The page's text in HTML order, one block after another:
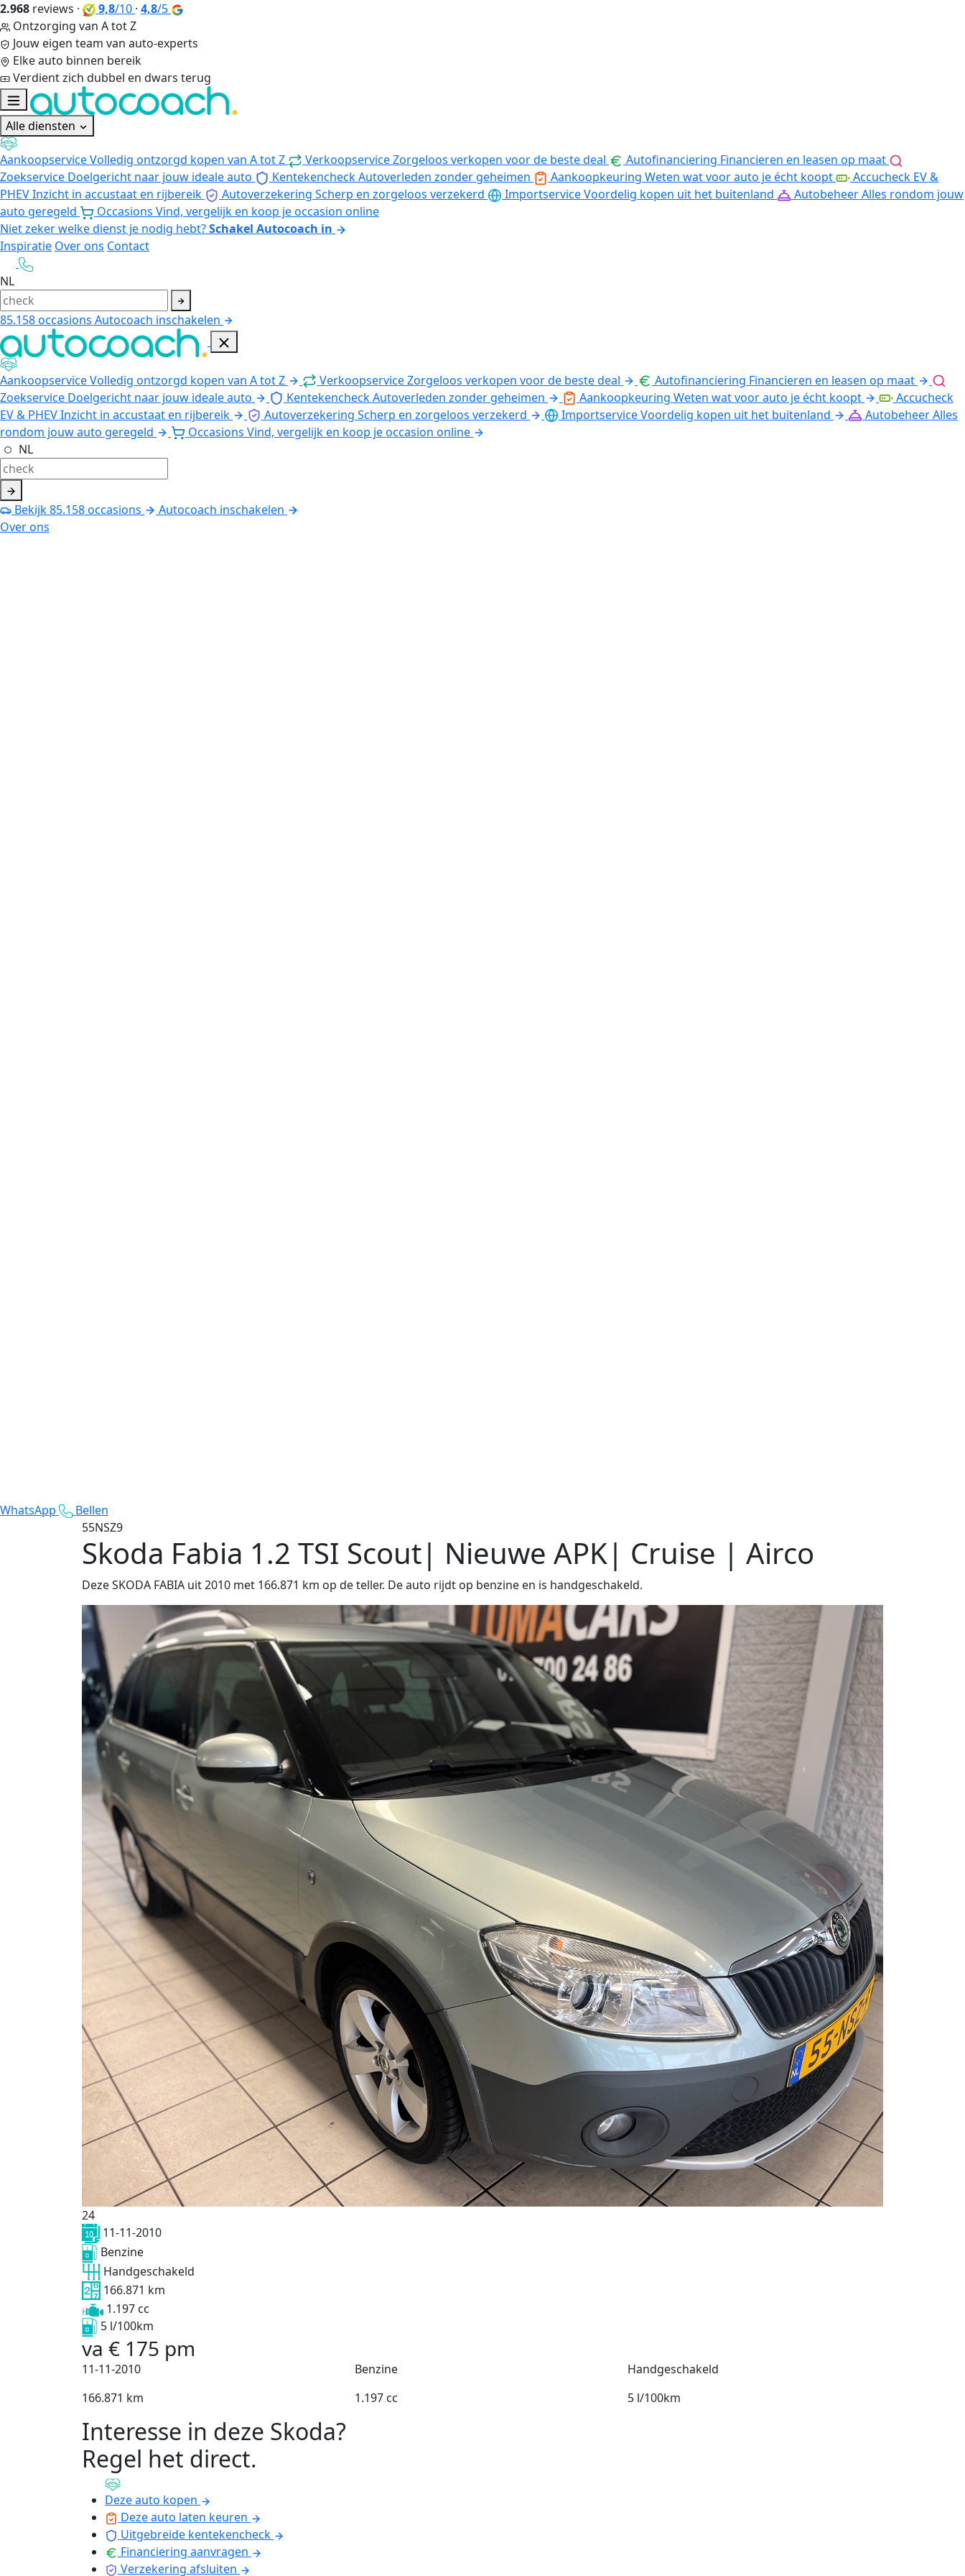
2.968 reviews · 9,8/10 · 4,8/5
Ontzorging van A tot Z
Jouw eigen team van auto-experts
Elke auto binnen bereik
Verdient zich dubbel en dwars terug
Alle diensten
AankoopserviceVolledig ontzorgd kopen van A tot Z VerkoopserviceZorgeloos verkopen voor de beste deal Autofinanciering Financieren en leasen op maat
Zoekservice Doelgericht naar jouw ideale auto KentekencheckAutoverleden zonder geheimen Aankoopkeuring Weten wat voor auto je écht koopt
Accucheck EV &
PHEVInzicht in accustaat en rijbereik Autoverzekering Scherp en zorgeloos verzekerd ImportserviceVoordelig kopen uit het buitenland AutobeheerAlles rondom jouw
auto geregeld
Occasions Vind, vergelijk en koop je occasion online
Niet zeker welke dienst je nodig hebt?Schakel Autocoach in
Inspiratie Over ons Contact
NL
85.158occasions Autocoach inschakelen
AankoopserviceVolledig ontzorgd kopen van A tot Z VerkoopserviceZorgeloos verkopen voor de beste deal Autofinanciering Financieren en leasen op maat
Zoekservice Doelgericht naar jouw ideale auto KentekencheckAutoverleden zonder geheimen Aankoopkeuring Weten wat voor auto je écht koopt
Accucheck
EV & PHEVInzicht in accustaat en rijbereik Autoverzekering Scherp en zorgeloos verzekerd ImportserviceVoordelig kopen uit het buitenland AutobeheerAlles
rondom jouw auto geregeld
Occasions Vind, vergelijk en koop je occasion online
NL
Bekijk85.158occasions
Autocoach inschakelen
Over ons
WhatsApp
Bellen
55NSZ9
Skoda Fabia 1.2 TSI Scout| Nieuwe APK| Cruise | Airco
Deze SKODA FABIA uit 2010 met 166.871 km op de teller. De auto rijdt op benzine en is handgeschakeld.
24
11-11-2010
Benzine
Handgeschakeld
166.871 km
1.197 cc
5 l/100km
va € 175 pm
11-11-2010 Benzine
Handgeschakeld
166.871 km
1.197 cc 5 l/100km
Interesse in deze Skoda?
Regel het direct.
Deze auto kopen
Deze auto laten keuren
Uitgebreide kentekencheck
Financiering aanvragen
Verzekering afsluiten